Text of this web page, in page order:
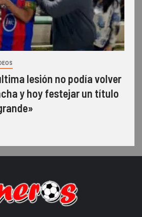
lesión no podía volver
y hoy festejar un título